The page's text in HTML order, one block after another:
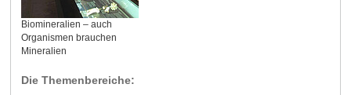
Biomineralien – auch
Organismen brauchen
Mineralien
Die Themenbereiche: